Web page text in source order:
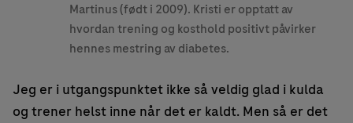
Martinus (født i 2009). Kristi er opptatt av
hvordan trening og kosthold positivt påvirker
hennes mestring av diabetes.
Jeg er i utgangspunktet ikke så veldig glad i kulda
og trener helst inne når det er kaldt. Men så er det